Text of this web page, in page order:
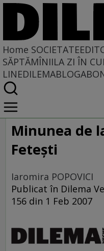
Home SOCIETATE
SĂPTĂMÎNIILA ZI ÎN
LINEDILEMABLOG
Home
Societate
LA SINGULAR ȘI LA
Minunea de
Feteşti
Iaromira POPOVICI
Publicat în Dilema
156 din 1 Feb 2007